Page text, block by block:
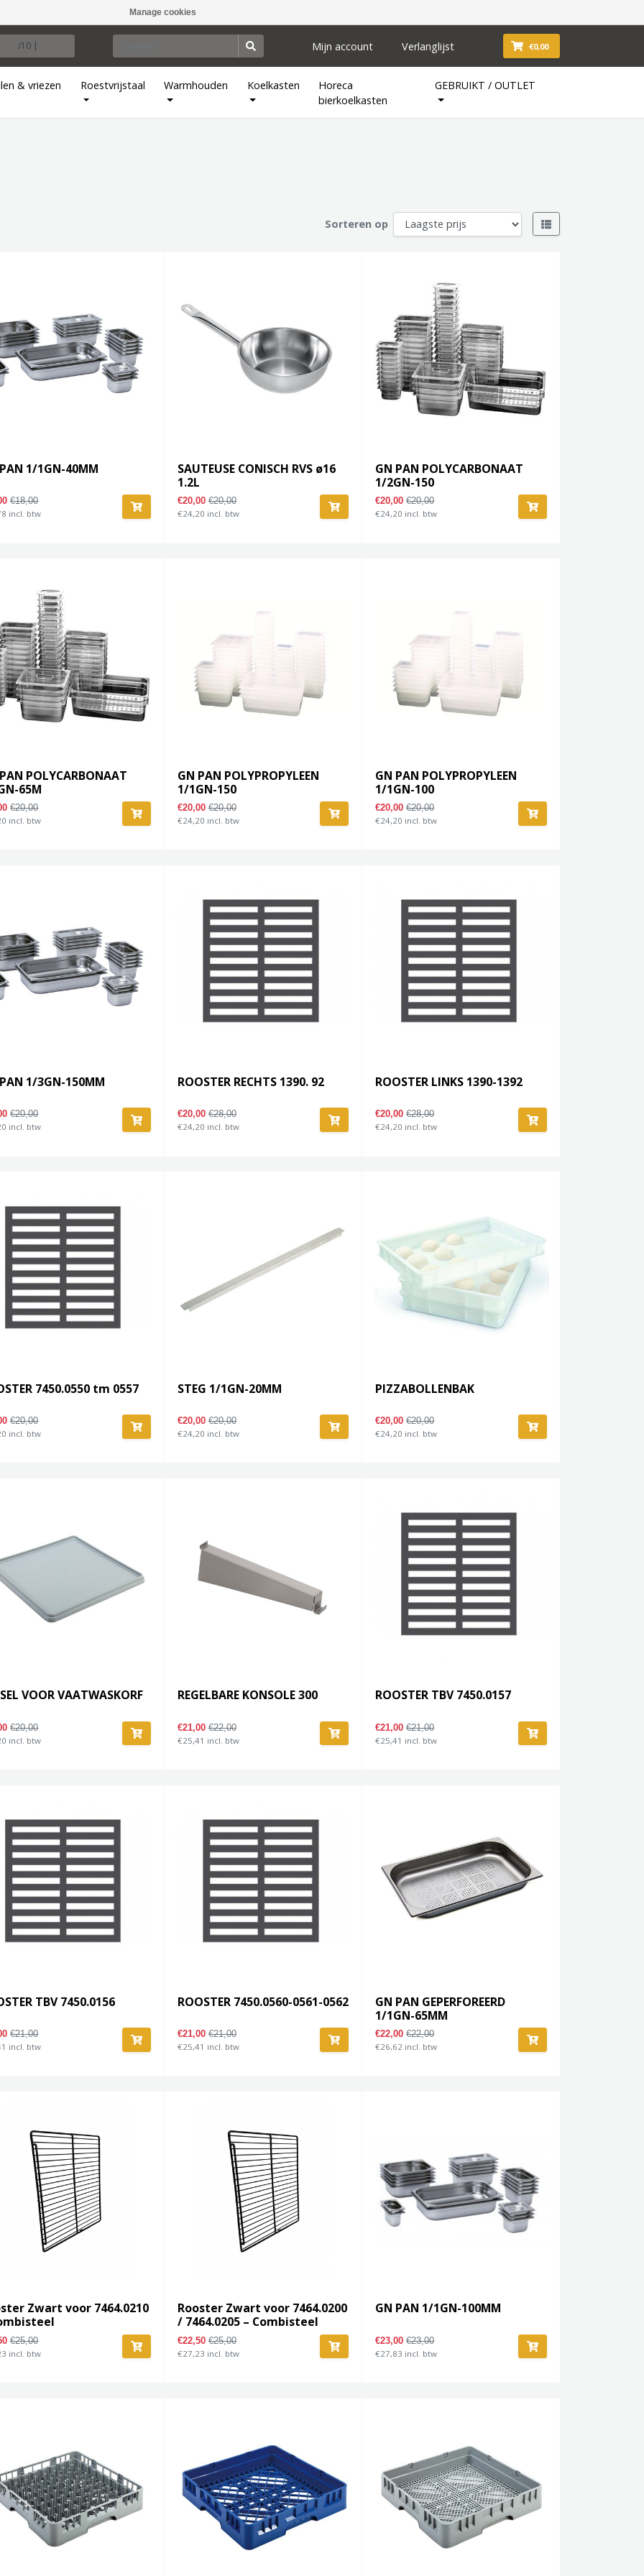
Manage cookies
/10 | Mijn account Verlanglijst €0,00
& vriezen Roestvrijstaal Warmhouden Koelkasten
Horeca
bierkoelkasten
GEBRUIKT / OUTLET
Sorteren op
1/1GN-40MM
€18,00
incl. btw
SAUTEUSE CONISCH RVS ø16
1.2L
€20,00€20,00
€24,20 incl. btw
GN PAN POLYCARBONAAT
1/2GN-150
€20,00€20,00
€24,20 incl. btw
POLYCARBONAAT
65M
€20,00
incl. btw
GN PAN POLYPROPYLEEN
1/1GN-150
€20,00€20,00
€24,20 incl. btw
GN PAN POLYPROPYLEEN
1/1GN-100
€20,00€20,00
€24,20 incl. btw
1/3GN-150MM
€20,00
incl. btw
ROOSTER RECHTS 1390. 92
€20,00€28,00
€24,20 incl. btw
ROOSTER LINKS 1390-1392
€20,00€28,00
€24,20 incl. btw
7450.0550 tm 0557
€20,00
incl. btw
STEG 1/1GN-20MM
€20,00€20,00
€24,20 incl. btw
PIZZABOLLENBAK
€20,00€20,00
€24,20 incl. btw
VOOR VAATWASKORF
€20,00
incl. btw
REGELBARE KONSOLE 300
€21,00€22,00
€25,41 incl. btw
ROOSTER TBV 7450.0157
€21,00€21,00
€25,41 incl. btw
TBV 7450.0156
€21,00
incl. btw
ROOSTER 7450.0560-0561-0562
€21,00€21,00
€25,41 incl. btw
GN PAN GEPERFOREERD
1/1GN-65MM
€22,00€22,00
€26,62 incl. btw
Zwart voor 7464.0210
€25,00
incl. btw
Rooster Zwart voor 7464.0200
/ 7464.0205 – Combisteel
€22,50€25,00
€27,23 incl. btw
GN PAN 1/1GN-100MM
€23,00€23,00
€27,83 incl. btw